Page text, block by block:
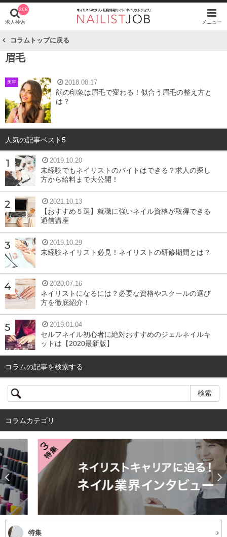
308
求人検索 メニュー
コラムトップに戻る
眉毛
美容 2018.08.17
顔の印象は眉毛で変わる！似合う眉毛の整え方と
は？
人気の記事ベスト5
2019.10.20
未経験でもネイリストのバイトはできる？求人の探し
方から給料まで大公開！
2021.10.13
【おすすめ５選】就職に強いネイル資格が取得できる
通信講座
2019.10.29
未経験ネイリスト必見！ネイリストの研修期間とは？
2020.07.16
ネイリストになるには？必要な資格やスクールの選び
方を徹底紹介！
2019.01.04
セルフネイル初心者に絶対おすすめのジェルネイルキ
ットは【2020最新版】
コラムの記事を検索する
コラムカテゴリ
特集